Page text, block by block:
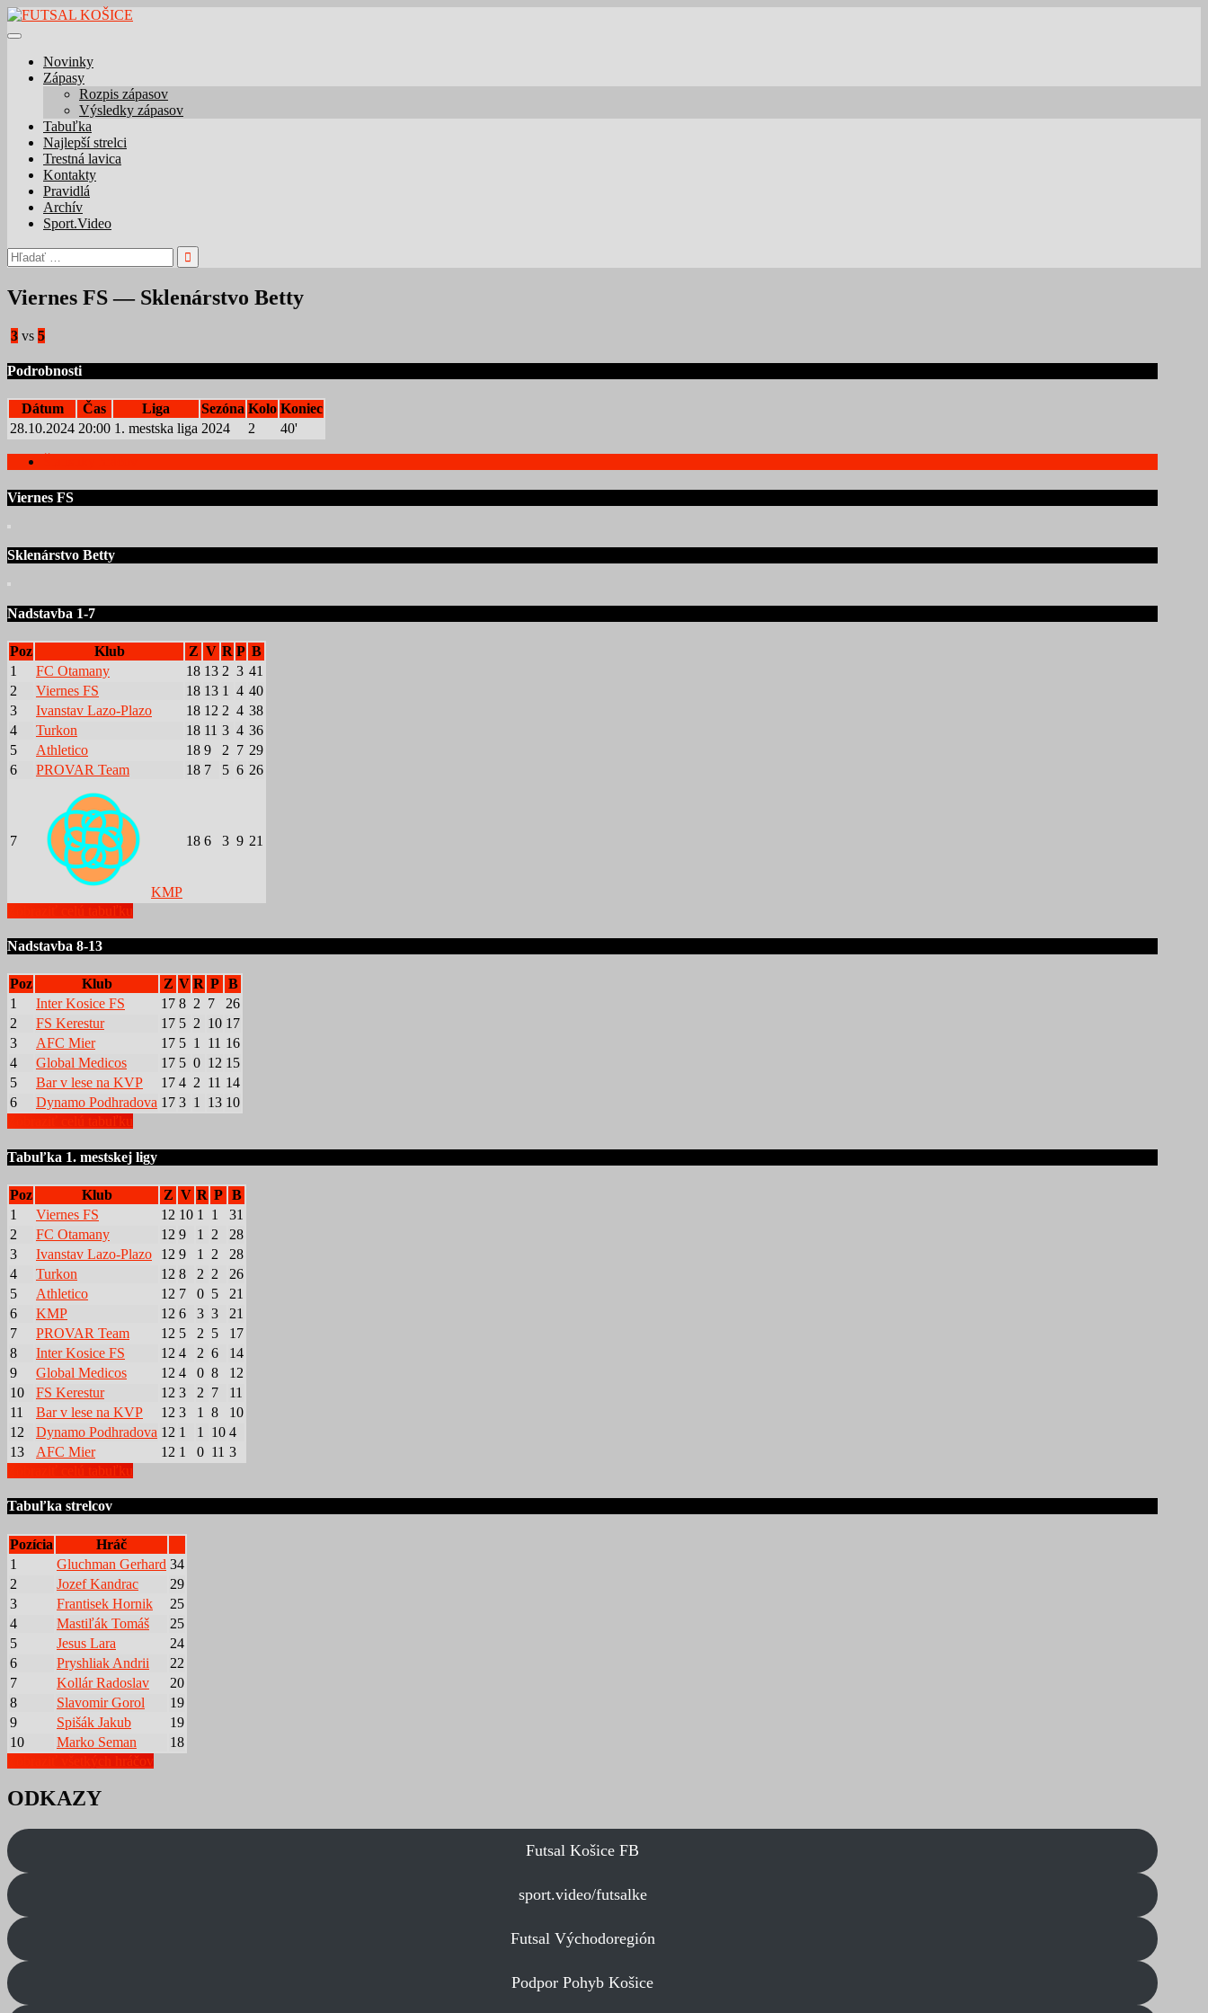
Skip
to
Novinky
Zápasy
Rozpis zápasov
Výsledky zápasov
Tabuľka
Najlepší strelci
Trestná lavica
Kontakty
Pravidlá
Archív
Sport.Video
Hľadať:
Viernes FS — Sklenárstvo Betty
3 vs 5
Podrobnosti
Dátum Čas Liga Sezóna Kolo Koniec
28.10.2024 20:00 1. mestska liga 2024 2 40'
Viernes FS
Sklenárstvo Betty
Nadstavba 1-7
Poz Klub Z V R P B
1
FC Otamany 18 13 2 3 41
2
Viernes FS 18 13 1 4 40
3
Ivanstav Lazo-Plazo 18 12 2 4 38
4
Turkon 18 11 3 4 36
5
Athletico 18 9 2 7 29
6
PROVAR Team 18 7 5 6 26
7
KMP
18 6 3 9 21
Nadstavba 8-13
Poz Klub Z V R P B
1
Inter Kosice FS 17 8 2 7
26
2
FS Kerestur 17 5 2 10 17
3
AFC Mier 17 5 1 11 16
4
Global Medicos 17 5 0 12 15
5
Bar v lese na KVP 17 4 2 11 14
6
Dynamo Podhradova 17 3 1 13 10
Tabuľka 1. mestskej ligy
Poz Klub Z V R P B
1
Viernes FS 12 10 1 1
31
2
FC Otamany 12 9 1 2
28
3
Ivanstav Lazo-Plazo 12 9 1 2
28
4
Turkon 12 8 2 2
26
5
Athletico 12 7 0 5
21
6
KMP 12 6 3 3
21
7
PROVAR Team 12 5 2 5
17
8
Inter Kosice FS 12 4 2 6
14
9
Global Medicos 12 4 0 8
12
10
FS Kerestur 12 3 2 7
11
11
Bar v lese na KVP 12 3 1 8
10
12
Dynamo Podhradova 12 1 1 10 4
13
AFC Mier 12 1 0 11 3
Tabuľka strelcov
Pozícia
Hráč
1
Gluchman Gerhard 34
2
Jozef Kandrac
29
3
Frantisek Hornik
25
4
Mastiľák Tomáš
25
5
Jesus Lara
24
6
Pryshliak Andrii
22
7
Kollár Radoslav
20
8
Slavomir Gorol
19
9
Spišák Jakub
19
10
Marko Seman
18
Zobraziť všetkých hráčov
ODKAZY
Futsal Košice FB
sport.video/futsalke
Futsal Východoregión
Podpor Pohyb Košice